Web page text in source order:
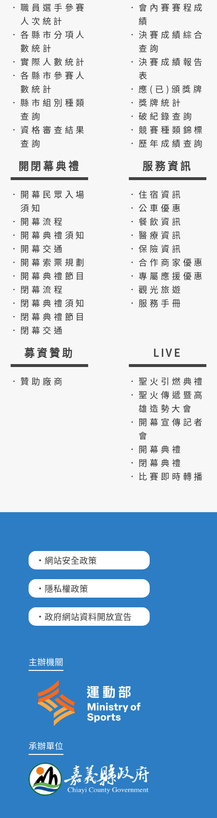
．職員選手參賽
人次統計
．各縣市分項人
數統計
．實際人數統計
．各縣市參賽人
數統計
．縣市組別種類
查詢
．資格審查結果
查詢
．會內賽賽程成
績
．決賽成績綜合
查詢
．決賽成績報告
表
．應(已)頒獎牌
．獎牌統計
．破紀錄查詢
．競賽種類錦標
．歷年成績查詢
開閉幕典禮
．開幕民眾入場
須知
．開幕流程
．開幕典禮須知
．開幕交通
．開幕索票規劃
．開幕典禮節目
．閉幕流程
．閉幕典禮須知
．閉幕典禮節目
．閉幕交通
服務資訊
．住宿資訊
．公車優惠
．餐飲資訊
．醫療資訊
．保險資訊
．合作商家優惠
．專屬應援優惠
．觀光旅遊
．服務手冊
募資贊助
．贊助廠商
LIVE
．聖火引燃典禮
．聖火傳遞暨高
雄造勢大會
．開幕宣傳記者
會
．開幕典禮
．閉幕典禮
．比賽即時轉播
·網站安全政策
·隱私權政策
·政府網站資料開放宣告
主辦機關
承辦單位